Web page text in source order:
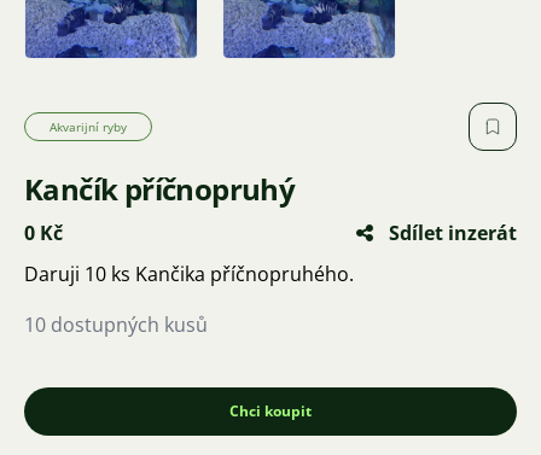
Akvarijní ryby
Kančík příčnopruhý
0 Kč
Sdílet inzerát
Daruji 10 ks Kančika příčnopruhého.
10 dostupných kusů
Chci koupit